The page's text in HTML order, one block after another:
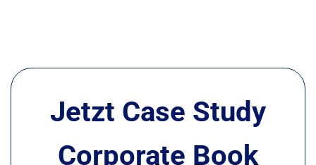
Jetzt Case Study
Corporate Book